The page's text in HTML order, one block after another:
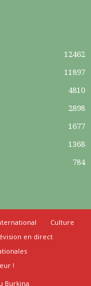
12462
11897
4810
2898
1677
1368
784
Culture
en direct
!
Burkina